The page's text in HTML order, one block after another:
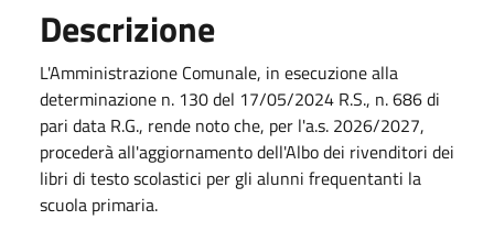
Descrizione
L'Amministrazione Comunale, in esecuzione alla
determinazione n. 130 del 17/05/2024 R.S., n. 686 di
pari data R.G., rende noto che, per l'a.s. 2026/2027,
procederà all'aggiornamento dell'Albo dei rivenditori dei
libri di testo scolastici per gli alunni frequentanti la
scuola primaria.